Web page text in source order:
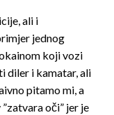
ali i
jednog
koji vozi
diler i kamatar, ali
pitamo mi, a
oči” jer je